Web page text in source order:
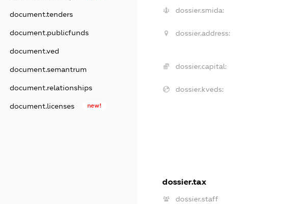
document.tenders
document.publicfunds
document.ved
document.semantrum
document.relationships
document.licenses new!
dossier.smida:
dossier.address:
dossier.capital:
dossier.kveds:
dossier.tax
dossier.staff